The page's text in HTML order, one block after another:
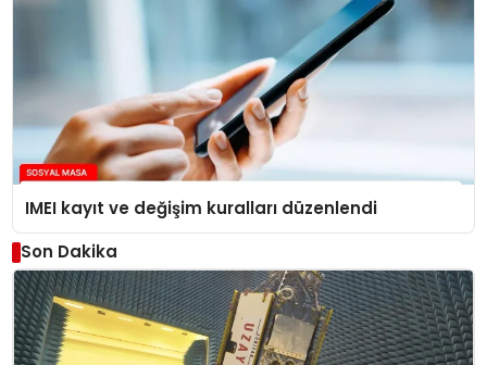
IMEI kayıt ve değişim kuralları düzenlendi
Son Dakika